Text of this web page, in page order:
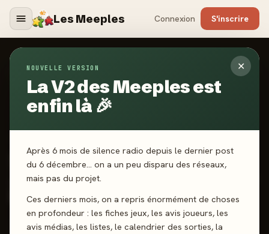
Les Meeples Connexion S'inscrire
✕
NOUVELLE VERSION
La V2 des Meeples est
enfin là 🎉
Après 6 mois de silence radio depuis le dernier post
du 6 décembre… on a un peu disparu des réseaux,
mais pas du projet.
Ces derniers mois, on a repris énormément de choses
en profondeur : les fiches jeux, les avis joueurs, les
avis médias, les listes, le calendrier des sorties, la
Jeux/Seigneur Des Anneaux JCE : Le Réveil D'Angmar
- Extension Campagne
Seigneur Des Anneaux
JCE : Le Réveil D'Angmar -
Extension Campagne
1-4 joueurs 14 ans+ 60 min
Coop’